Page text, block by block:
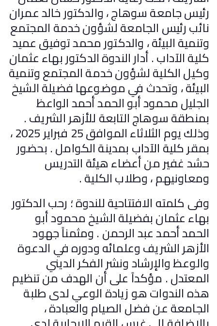
رئيس جامعة سوهاج ، والدكتور خالد عمران
نائب رئيس الجامعة لشؤون خدمة المجتمع
وتنمية البيئة ، والدكتور محمد توفيق عميد
كلية الآداب . أدار الندوة الدكتور بهاء عثمان
وكيل الكلية لشؤون خدمة المجتمع وتنمية
البيئة ، وتحدث في موضوعها فضيلة الشيخ
الجليل محمود أبو الحمد أحمد الواعظ
بمنطقة سوهاج التابعة للأزهر الشريف .
وذلك يوم الثلاثاء الموافق 25 فبراير 2025 ،
بمقر كلية الآداب بمدينة الكوامل . بحضور
حشد غفير من أعضاء هيئة التدريس
ومعاونيهم ، وطلاب الكلية .
وفى كلمته الافتتاحية للندوة ؛ رحب الدكتور
بهاء عثمان بفضيلة الشيخ محمود أبو
الحمد أحمد عبد الرحمن . ومثمناً جهود
الأزهر الشريف وعلمائه ودوره في الدعوة
والوعظ والإرشاد ونشر الفكر الديني
المعتدل . مؤكداً على أن الهدف من تنظيم
هذه الندوات هو زيادة الوعي لدى طلبة
الجامعة عن فضل الصيام والعبادة ،